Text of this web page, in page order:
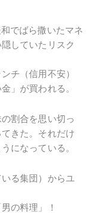
でばら撒いたマネ
していたリスク
チ（信用不安）
」が買われる。
割合を思い切っ
きた。それだけ
になっている。
る集団）からユ
の料理」！